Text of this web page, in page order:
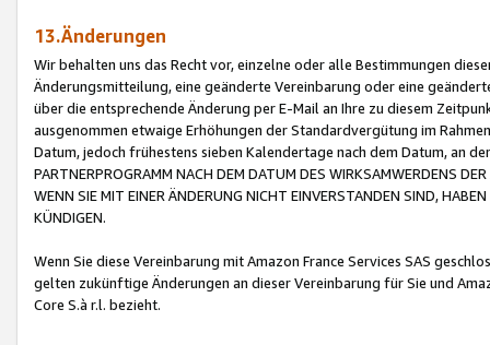
13.Änderungen
Wir behalten uns das Recht vor, einzelne oder alle Bestimmungen
Änderungsmitteilung, eine geänderte Vereinbarung oder eine
über die entsprechende Änderung per E-Mail an Ihre zu diesem
ausgenommen etwaige Erhöhungen der Standardvergütung im
Datum, jedoch frühestens sieben Kalendertage nach dem Datum, an
PARTNERPROGRAMM NACH DEM DATUM DES WIRKSAMWERDENS
WENN SIE MIT EINER ÄNDERUNG NICHT EINVERSTANDEN SIND,
KÜNDIGEN.
Wenn Sie diese Vereinbarung mit Amazon France Services SAS
gelten zukünftige Änderungen an dieser Vereinbarung für Sie und
Core S.à r.l. bezieht.